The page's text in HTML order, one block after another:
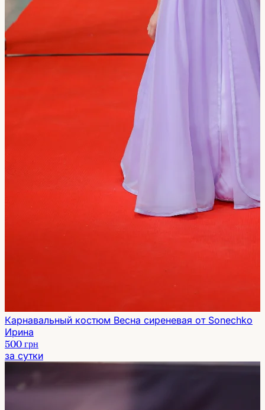
Карнавальный костюм Весна сиреневая от Sonechko
Ирина
500 грн
за сутки